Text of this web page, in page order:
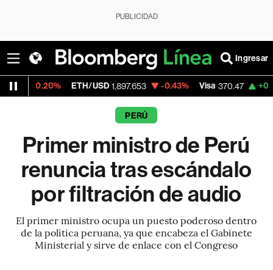
PUBLICIDAD
Ingresar
ETH/USD 1,897.653 -0.43% Visa 370.47 +0.52%
PERÚ
Primer ministro de Perú
renuncia tras escándalo
por filtración de audio
El primer ministro ocupa un puesto poderoso dentro
de la política peruana, ya que encabeza el Gabinete
Ministerial y sirve de enlace con el Congreso